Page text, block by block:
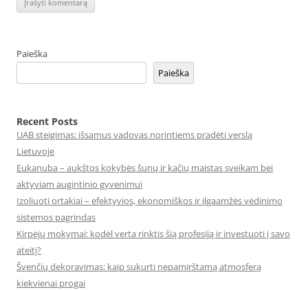
Paieška
Paieška
Recent Posts
UAB steigimas: išsamus vadovas norintiems pradėti verslą
Lietuvoje
Eukanuba – aukštos kokybės šunų ir kačių maistas sveikam bei
aktyviam augintinio gyvenimui
Izoliuoti ortakiai – efektyvios, ekonomiškos ir ilgaamžės vėdinimo
sistemos pagrindas
Kirpėjų mokymai: kodėl verta rinktis šią profesiją ir investuoti į savo
ateitį?
Švenčių dekoravimas: kaip sukurti nepamirštamą atmosferą
kiekvienai progai